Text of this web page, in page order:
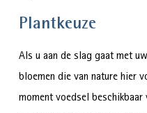
Plantkeuze
Als u aan de slag gaat met
bloemen die van nature hier
moment voedsel